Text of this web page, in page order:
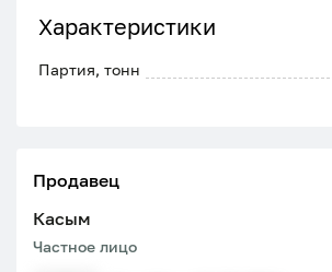
Характеристики
Партия, тонн
Продавец
Касым
Частное лицо